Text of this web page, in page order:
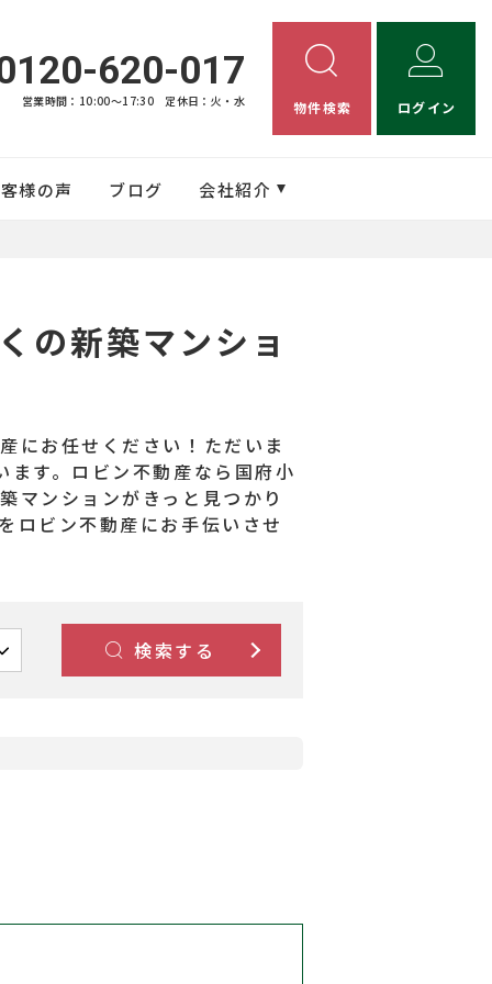
620-017
営業時間：10:00〜17:30 定休日：火・水 物件検索 ログイン
様の声 ブログ 会社紹介
の新築マンショ
にお任せください！ただいま
す。ロビン不動産なら国府小
マンションがきっと見つかり
ロビン不動産にお手伝いさせ
検索する